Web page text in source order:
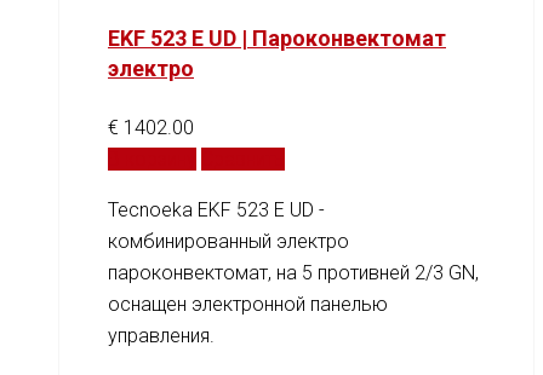
EKF 523 E UD | Пароконвектомат
электро
€ 1402.00
Tecnoeka EKF 523 E UD -
комбинированный электро
пароконвектомат, на 5 противней 2/3 GN,
оснащен электронной панелью
управления.